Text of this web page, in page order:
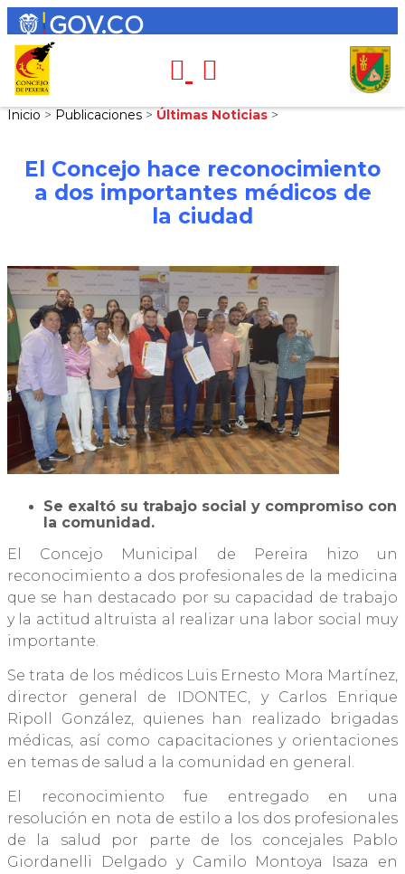
Inicio > Publicaciones > Últimas Noticias >
El Concejo hace reconocimiento
a dos importantes médicos de
la ciudad
Se exaltó su trabajo social y compromiso con
la comunidad.
El Concejo Municipal de Pereira hizo un
reconocimiento a dos profesionales de la medicina
que se han destacado por su capacidad de trabajo
y la actitud altruista al realizar una labor social muy
importante.
Se trata de los médicos Luis Ernesto Mora Martínez,
director general de IDONTEC, y Carlos Enrique
Ripoll González, quienes han realizado brigadas
médicas, así como capacitaciones y orientaciones
en temas de salud a la comunidad en general.
El reconocimiento fue entregado en una
resolución en nota de estilo a los dos profesionales
de la salud por parte de los concejales Pablo
Giordanelli Delgado y Camilo Montoya Isaza en